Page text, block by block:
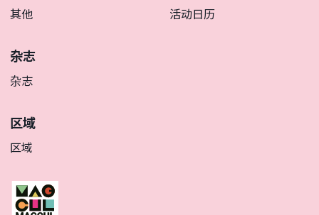
其他
活动日历
杂志
杂志
区域
区域